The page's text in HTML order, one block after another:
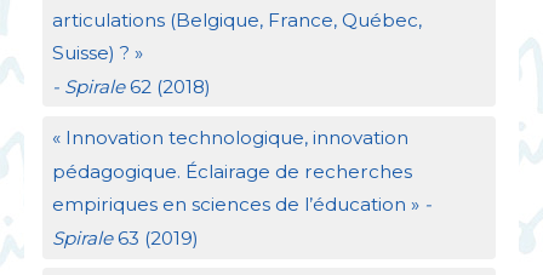
articulations (Belgique, France, Québec,
Suisse) ? »
- Spirale62 (2018)
« Innovation technologique, innovation
pédagogique. Éclairage de recherches
empiriques en sciences de l’éducation » -
Spirale63 (2019)